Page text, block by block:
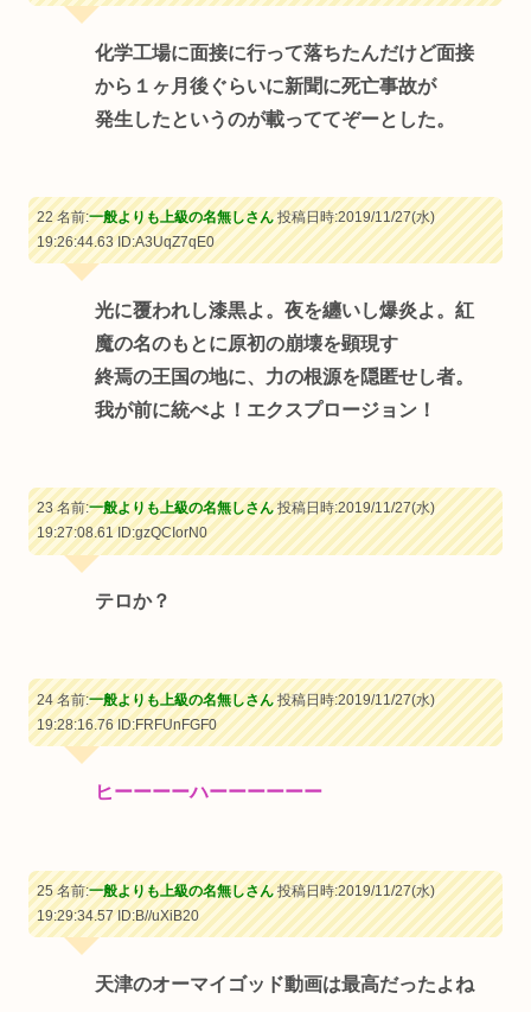
化学工場に面接に行って落ちたんだけど面接
から１ヶ月後ぐらいに新聞に死亡事故が
発生したというのが載っててぞーとした。
22 名前:一般よりも上級の名無しさん投稿日時:2019/11/27(水)
19:26:44.63ID:A3UqZ7qE0
光に覆われし漆黒よ。夜を纏いし爆炎よ。紅
魔の名のもとに原初の崩壊を顕現す
終焉の王国の地に、力の根源を隠匿せし者。
我が前に統べよ！エクスプロージョン！
23 名前:一般よりも上級の名無しさん投稿日時:2019/11/27(水)
19:27:08.61ID:gzQCIorN0
テロか？
24 名前:一般よりも上級の名無しさん投稿日時:2019/11/27(水)
19:28:16.76ID:FRFUnFGF0
ヒーーーーハーーーーーー
25 名前:一般よりも上級の名無しさん投稿日時:2019/11/27(水)
19:29:34.57ID:B//uXiB20
天津のオーマイゴッド動画は最高だったよね